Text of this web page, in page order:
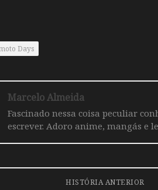
Days
Marcelo Almeida
Fascinado nessa coisa peculiar
escrever. Adoro anime, mangás e
HISTÓRIA ANTERIOR